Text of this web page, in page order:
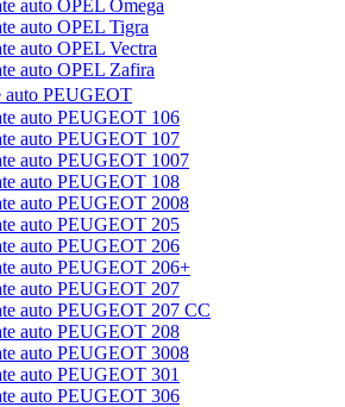
auto OPEL Omega
auto OPEL Tigra
auto OPEL Vectra
auto OPEL Zafira
auto PEUGEOT
auto PEUGEOT 106
auto PEUGEOT 107
auto PEUGEOT 1007
auto PEUGEOT 108
auto PEUGEOT 2008
auto PEUGEOT 205
auto PEUGEOT 206
auto PEUGEOT 206+
auto PEUGEOT 207
auto PEUGEOT 207 CC
auto PEUGEOT 208
auto PEUGEOT 3008
auto PEUGEOT 301
auto PEUGEOT 306